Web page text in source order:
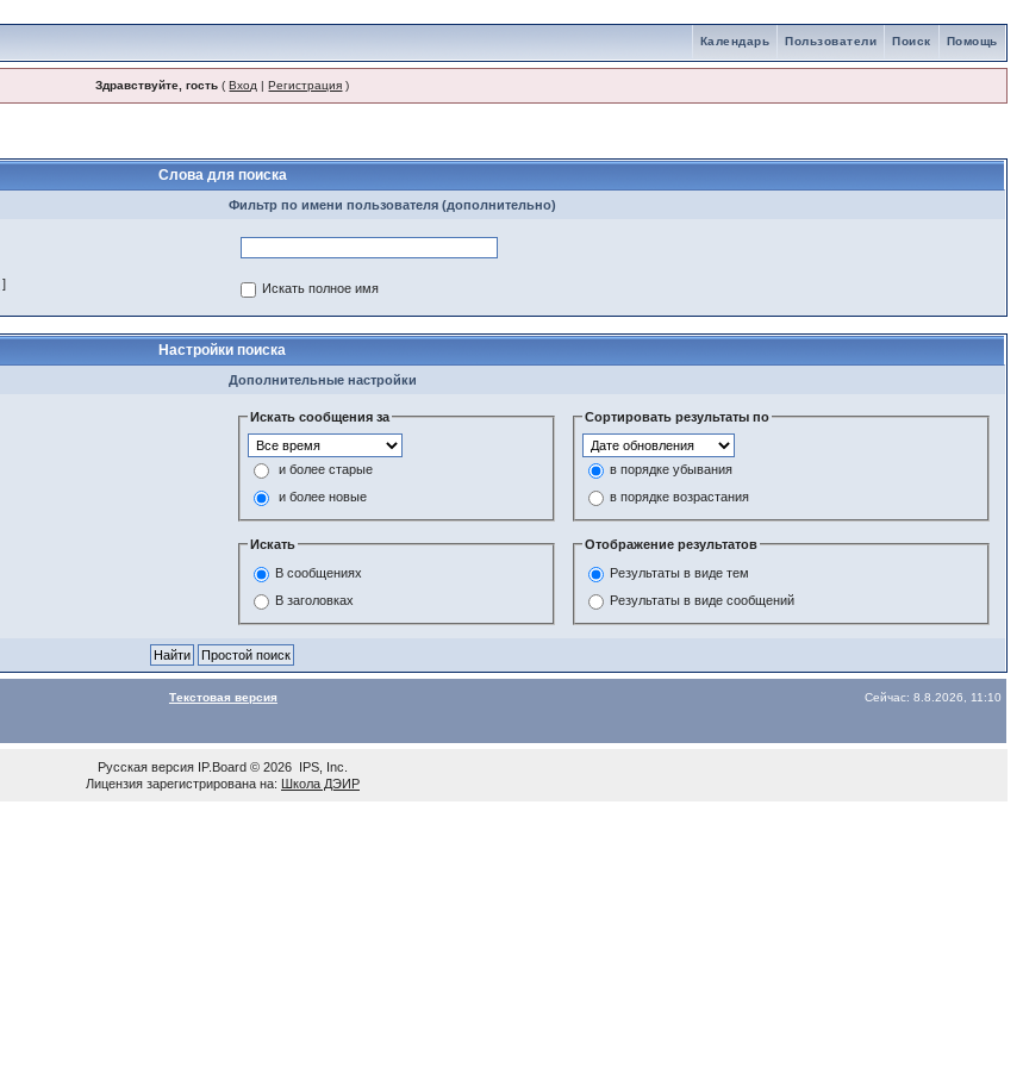
Помощь
Поиск
Пользователи
Календарь
Здравствуйте, гость (Вход |Регистрация )
Слова для поиска
Фильтр по имени пользователя (дополнительно)
] Искать полное имя
Настройки поиска
Дополнительные настройки
Искать сообщения за
и более старые
и более новые
Сортировать результаты по
в порядке убывания
в порядке возрастания
Искать
В сообщениях
В заголовках
Отображение результатов
Результаты в виде тем
Результаты в виде сообщений
Текстовая версия Сейчас: 8.8.2026, 11:10
Русская версия IP.Board© 2026 IPS, Inc
Лицензия зарегистрирована на: Школа ДЭИР